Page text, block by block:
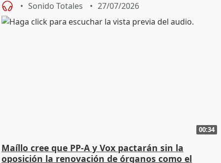
Sonido Totales 27/07/2026
00:34
Maíllo cree que PP-A y Vox pactarán sin la
oposición la renovación de órganos como el